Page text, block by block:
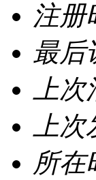
注册
最后
上
上
所在